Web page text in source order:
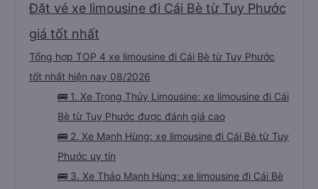
Đặt vé xe limousine đi Cái Bè từ Tuy Phước
giá tốt nhất
Tổng hợp TOP 4 xe limousine đi Cái Bè từ Tuy Phước
tốt nhất hiện nay 08/2026
🚌 1. Xe Trọng Thủy Limousine: xe limousine đi Cái
Bè từ Tuy Phước được đánh giá cao
🚌 2. Xe Mạnh Hùng: xe limousine đi Cái Bè từ Tuy
Phước uy tín
🚌 3. Xe Thảo Mạnh Hùng: xe limousine đi Cái Bè